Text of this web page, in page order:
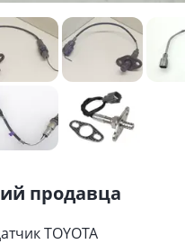
продавца
TOYOTA